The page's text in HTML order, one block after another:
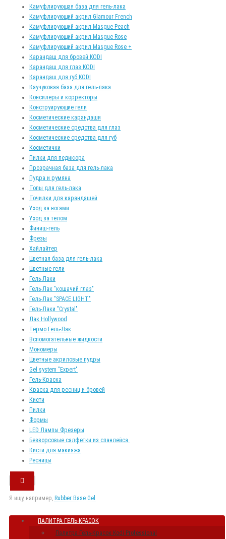
Камуфлирующая база для гель-лака
Камуфлирующий акрил Glamour French
Камуфлирующий акрил Masgue Peach
Камуфлирующий акрил Masgue Rose
Камуфлирующий акрил Masgue Rose +
Карандаш для бровей KODI
Карандаш для глаз KODI
Карандаш для губ KODI
Каучуковая база для гель-лака
Консилеры и корректоры
Конструирующие гели
Косметические карандаши
Косметические средства для глаз
Косметические средства для губ
Косметички
Пилки для педикюра
Прозрачная база для гель-лака
Пудра и румяна
Топы для гель-лака
Точилки для карандашей
Уход за ногами
Уход за телом
Финиш-гель
Фрезы
Хайлайтер
Цветная база для гель-лака
Цветные гели
Гель-Лаки
Гель-Лак "кошачий глаз"
Гель-Лак "SPACE LIGHT"
Гель-Лаки "Crystal"
Лак Hollywood
Термо Гель-Лак
Вспомогательные жидкости
Мономеры
Цветные акриловые пудры
Gel system "Expert"
Гель-Краска
Краска для ресниц и бровей
Кисти
Пилки
Формы
LED Лампы Фрезеры
Безворсовые салфетки из спанлейса.
Кисти для макияжа
Ресницы
Я ищу, например, Rubber Base Gel
ПАЛИТРА ГЕЛЬ-КРАСОК
Палитра Гель-Красок Kodi Professional